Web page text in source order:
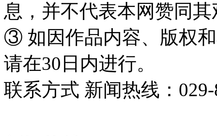
息，并不代表本网赞同
③ 如因作品内容、版权
请在30日内进行。
联系方式 新闻热线：029-